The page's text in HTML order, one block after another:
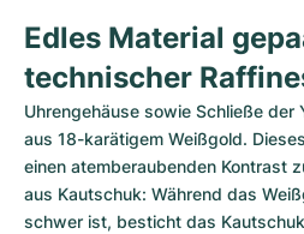
Edles Material
technischer
Uhrengehäuse sowie Schließe
aus 18-karätigem Weißgold.
einen atemberaubenden Kontrast
aus Kautschuk: Während das
schwer ist, besticht das